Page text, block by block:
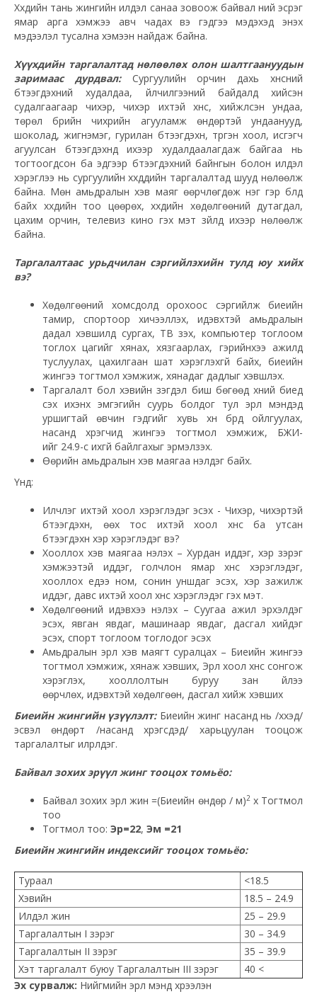
Хүүхдийн тань жингийн илүүдэл санаа зовоож байвал үүний эсрэг
ямар арга хэмжээ авч чадах вэ гэдгээ мэдэхэд энэхүү
мэдээлэл тусална хэмээн найдаж байна.
Хүүхдийн таргалалтад нөлөөлөх олон шалтгаануудын
заримаас дурдвал:Сургуулийн орчин дахь хүнсний
бүтээгдэхүүний худалдаа, үйлчилгээний байдалд хийсэн
судалгаагаар чихэр, чихэр ихтэй хүнс, хийжүүлсэн ундаа,
төрөл бүрийн чихрийн агууламж өндөртэй ундаанууд,
шоколад, жигнэмэг, гурилан бүтээгдэхүүн, түргэн хоол, исгэгч
агуулсан бүтээгдэхүүнүүд ихээр худалдаалагдаж байгаа нь
тогтоогдсон ба эдгээр бүтээгдэхүүний байнгын болон илүүдэл
хэрэглээ нь сургуулийн хүүхдүүдийн таргалалтад шууд нөлөөлж
байна. Мөн амьдралын хэв маяг өөрчлөгдөж нэг гэр бүлд
байх хүүхдийн тоо цөөрөх, хүүхдийн хөдөлгөөний дутагдал,
цахим орчин, телевиз кино гэх мэт зүйлүүд ихээр нөлөөлж
байна.
Таргалалтаас урьдчилан сэргийлэхийн тулд юу хийх
вэ?
Хөдөлгөөний хомсдолдорохоос сэргийлж биеийн
тамир, спортоор хичээллэх, идэвхтэй амьдралын
дадал хэвшилд сургах, ТВ үзэх, компьютер тоглоом
тоглох цагийг хянах, хязгаарлах, гэрийнхээ ажилд
туслуулах, цахилгаан шат хэрэглэхгүй байх, биеийн
жингээ тогтмол хэмжиж, хянадаг дадлыг хэвшүүлэх.
Таргалалт бол хэвийн үзэгдэл биш бөгөөд хүний биед
үүсэх ихэнх эмгэгийн суурь болдог тул эрүүл мэндэд
уршигтай өвчин гэдгийг хувь хүн бүрд ойлгуулах,
насанд хүрэгчид жингээ тогтмол хэмжиж, БЖИ-
ийг 24.9-с ихгүй байлгахыг эрмэлзэх.
Өөрийн амьдралын хэв маягаа үнэлдэг байх.
Үүнд:
Илчлэг ихтэй хоол хэрэглэдэг эсэх - Чихэр, чихэртэй
бүтээгдэхүүн, өөх тос ихтэй хоол хүнс ба утсан
бүтээгдэхүүн хэр хэрэглэдэг вэ?
Хооллох хэв маягаа үнэлэх – Хурдан иддэг, хэр зэрэг
хэмжээтэй иддэг, голчлон ямар хүнс хэрэглэдэг,
хооллох үедээ ном, сонин уншдаг эсэх,хэр зажилж
иддэг, давс ихтэй хоол хүнс хэрэглэдэг гэх мэт.
Хөдөлгөөний идэвхээ үнэлэх – Суугаа ажил эрхэлдэг
эсэх, явган явдаг, машинаар явдаг, дасгал хийдэг
эсэх, спорт тоглоом тоглодог эсэх
Амьдралын эрүүл хэв маягт суралцах – Биеийн жингээ
тогтмол хэмжиж, хянаж хэвших, Эрүүл хоол хүнс сонгож
хэрэглэх, хооллолтын буруу зан үйлээ
өөрчлөх, идэвхтэй хөдөлгөөн, дасгал хийж хэвших
Биеийн жингийн үзүүлэлт: Биеийн жинг насанд нь /хүүхэд/
эсвэл өндөрт /насанд хүрэгсдэд/ харьцуулан тооцож
таргалалтыг илрүүлдэг.
Байвал зохих эрүүл жинг тооцох томьёо:
Байвал зохих эрүүл жин =(Биеийн өндөр / м)2 х Тогтмол
тоо
Тогтмол тоо: Эр=22, Эм =21
Биеийн жингийн индексийг тооцох томьёо:
Тураал
<18.5
Хэвийн
18.5 – 24.9
Илүүдэл жин
25 – 29.9
Таргалалтын I зэрэг
30 – 34.9
Таргалалтын II зэрэг
35 – 39.9
Хэт таргалалт буюу Таргалалтын III зэрэг
40 <
Эх сурвалж: Нийгмийн эрүүл мэнд хүрээлэн